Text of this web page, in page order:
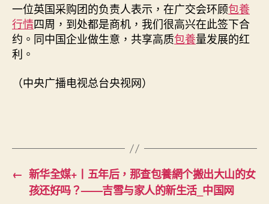
一位英国采购团的负责人表示，在广交会环顾包養
行情四周，到处都是商机，我们很高兴在此签下合
约。同中国企业做生意，共享高质包養量发展的红
利。
（中央广播电视总台央视网）
← 新华全媒+丨五年后，那查包養網个搬出大山的女
孩还好吗？——吉雪与家人的新生活_中国网